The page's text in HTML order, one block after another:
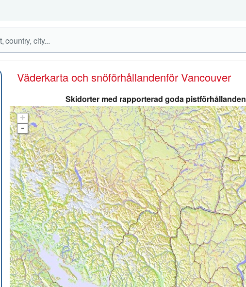
Väderkarta och snöförhållandenför Vancouver
Skidorter med rapporterad goda pistförhållanden
+
-